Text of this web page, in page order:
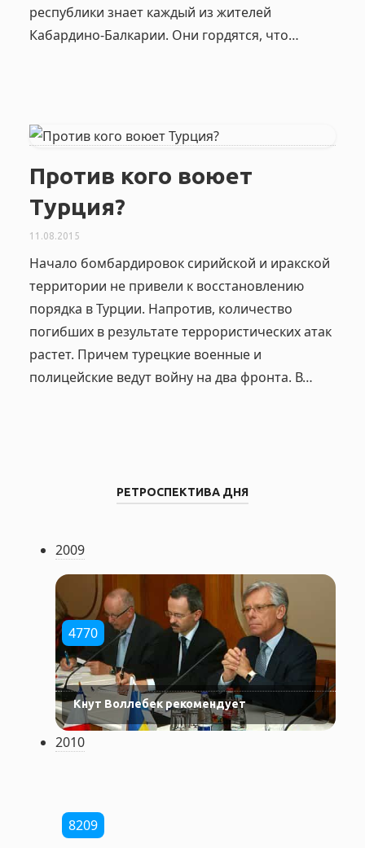
республики знает каждый из жителей
Кабардино-Балкарии. Они гордятся, что…
Против кого воюет
Турция?
11.08.2015
Начало бомбардировок сирийской и иракской
территории не привели к восстановлению
порядка в Турции. Напротив, количество
погибших в результате террористических атак
растет. Причем турецкие военные и
полицейские ведут войну на два фронта. В…
РЕТРОСПЕКТИВА ДНЯ
2009
4770
Кнут Воллебек рекомендует
2010
8209